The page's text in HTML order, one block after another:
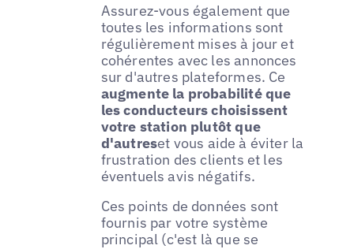
Assurez-vous également que
toutes les informations sont
régulièrement mises à jour et
cohérentes avec les annonces
sur d'autres plateformes. Ce
augmente la probabilité que
les conducteurs choisissent
votre station plutôt que
d'autreset vous aide à éviter la
frustration des clients et les
éventuels avis négatifs.
Ces points de données sont
fournis par votre système
principal (c'est là que se